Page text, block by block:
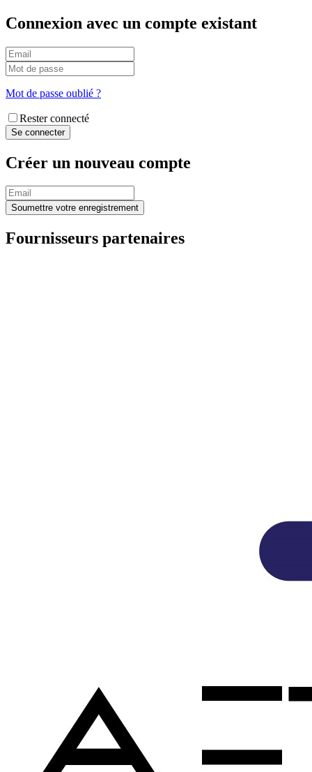
Connexion avec un compte existant
Mot de passe oublié ?
Rester connecté
Créer un nouveau compte
Fournisseurs partenaires